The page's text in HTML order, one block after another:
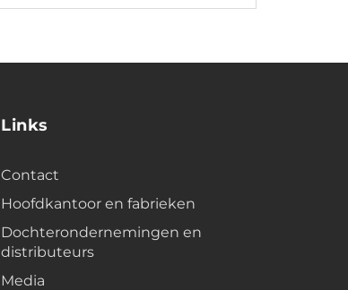
Links
Contact
Hoofdkantoor en fabrieken
Dochterondernemingen en
distributeurs
Media